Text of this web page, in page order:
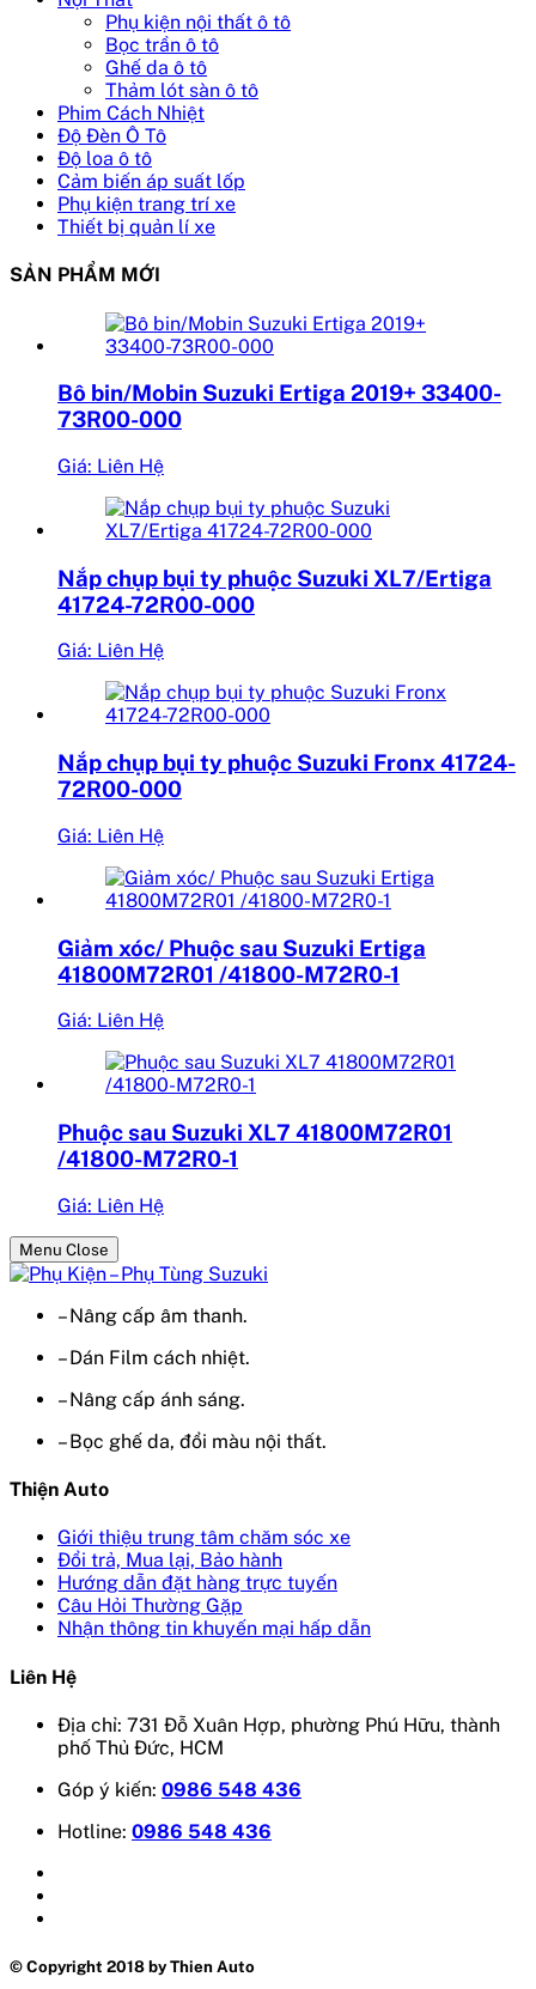
Phụ kiện nội thất ô tô
Bọc trần ô tô
Ghế da ô tô
Thảm lót sàn ô tô
Phim Cách Nhiệt
Độ Đèn Ô Tô
Độ loa ô tô
Cảm biến áp suất lốp
Phụ kiện trang trí xe
Thiết bị quản lí xe
SẢN PHẨM MỚI
Bô bin/Mobin Suzuki Ertiga 2019+ 33400-
73R00-000
Giá: Liên Hệ
Nắp chụp bụi ty phuộc Suzuki XL7/Ertiga
41724-72R00-000
Giá: Liên Hệ
Nắp chụp bụi ty phuộc Suzuki Fronx 41724-
72R00-000
Giá: Liên Hệ
Giảm xóc/ Phuộc sau Suzuki Ertiga
41800M72R01 /41800-M72R0-1
Giá: Liên Hệ
Phuộc sau Suzuki XL7 41800M72R01
/41800-M72R0-1
Giá: Liên Hệ
Menu Close
– Nâng cấp âm thanh.
– Dán Film cách nhiệt.
– Nâng cấp ánh sáng.
– Bọc ghế da, đổi màu nội thất.
Thiện Auto
Giới thiệu trung tâm chăm sóc xe
Đổi trả, Mua lại, Bảo hành
Hướng dẫn đặt hàng trực tuyến
Câu Hỏi Thường Gặp
Nhận thông tin khuyến mại hấp dẫn
Liên Hệ
Địa chỉ: 731 Đỗ Xuân Hợp, phường Phú Hữu, thành
phố Thủ Đức, HCM
Góp ý kiến: 0986 548 436
Hotline: 0986 548 436
© Copyright 2018 by Thien Auto